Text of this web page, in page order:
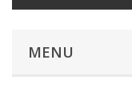
MENU